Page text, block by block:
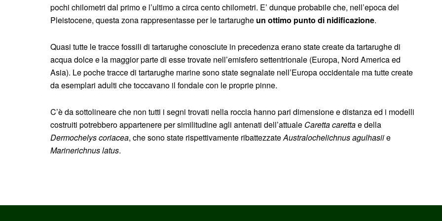
pochi chilometri dal primo e l’ultimo a circa cento chilometri. E’ dunque probabile che, nell’epoca del
Pleistocene, questa zona rappresentasse per le tartarughe un ottimo punto di nidificazione.
Quasi tutte le tracce fossili di tartarughe conosciute in precedenza erano state create da tartarughe di
acqua dolce e la maggior parte di esse trovate nell’emisfero settentrionale (Europa, Nord America ed
Asia). Le poche tracce di tartarughe marine sono state segnalate nell’Europa occidentale ma tutte create
da esemplari adulti che toccavano il fondale con le proprie pinne.
C’è da sottolineare che non tutti i segni trovati nella roccia hanno pari dimensione e distanza ed i modelli
costruiti potrebbero appartenere per similitudine agli antenati dell’attuale Caretta carettae della
Dermochelys coriacea, che sono state rispettivamente ribattezzateAustralochelichnus agulhasiie
Marinerichnus latus.